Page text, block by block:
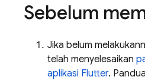
Sebelum
Jika belum
telah menyelesaikan
aplikasi Flutter.